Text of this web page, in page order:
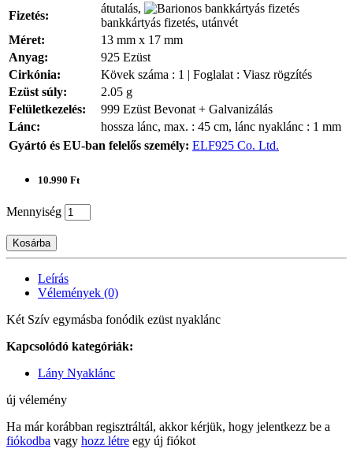
Fizetés:
átutalás,
bankkártyás fizetés, utánvét
Méret:
13 mm x 17 mm
Anyag:
925 Ezüst
Cirkónia:
Kövek száma : 1 | Foglalat : Viasz rögzítés
Ezüst súly:
2.05 g
Felületkezelés:
999 Ezüst Bevonat + Galvanizálás
Lánc:
hossza lánc, max. : 45 cm, lánc nyaklánc : 1 mm
Gyártó és EU-ban felelős személy: ELF925 Co. Ltd.
10.990 Ft
Mennyiség
Kosárba
Leírás
Vélemények (0)
Két Szív egymásba fonódik ezüst nyaklánc
Kapcsolódó kategóriák:
Lány Nyaklánc
új vélemény
Ha már korábban regisztráltál, akkor kérjük, hogy jelentkezz be a
fiókodba vagy hozz létre egy új fiókot